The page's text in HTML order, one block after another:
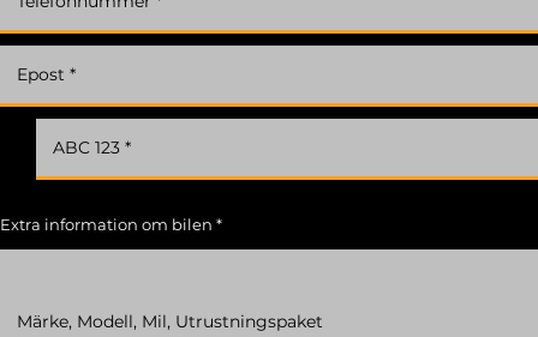
Extra information om bilen